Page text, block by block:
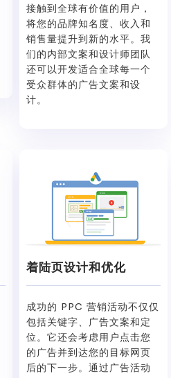
接触到全球有价值的用户，
将您的品牌知名度、收入和
销售量提升到新的水平。我
们的内部文案和设计师团队
还可以开发适合全球每一个
受众群体的广告文案和设
计。
着陆页设计和优化
成功的 PPC 营销活动不仅仅
包括关键字、广告文案和定
位。它还会考虑用户点击您
的广告并到达您的目标网页
后的下一步。通过广告活动